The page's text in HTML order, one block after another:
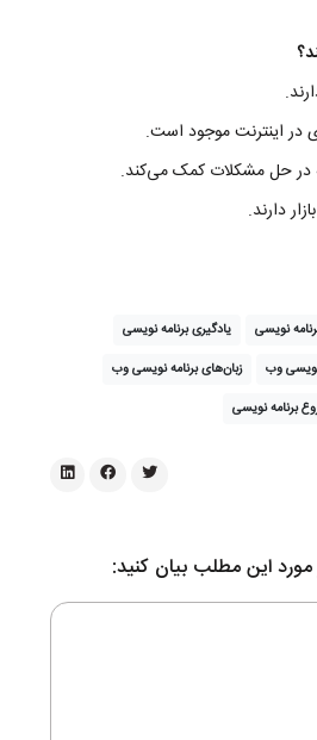
در اینترنت موجود است.
در حل مشکلات کمک می‌کند.
دارند.
نویسی
یادگیری برنامه‌ نویسی
نویسی وب
زبان‌های برنامه‌ نویسی وب
برنامه‌ نویسی
این مطلب بیان کنید: